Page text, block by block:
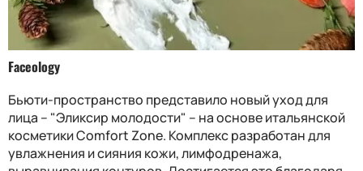
Faceology
Бьюти-пространство представило новый уход для
лица – "Эликсир молодости" – на основе итальянской
косметики Comfort Zone. Комплекс разработан для
увлажнения и сияния кожи, лимфодренажа,